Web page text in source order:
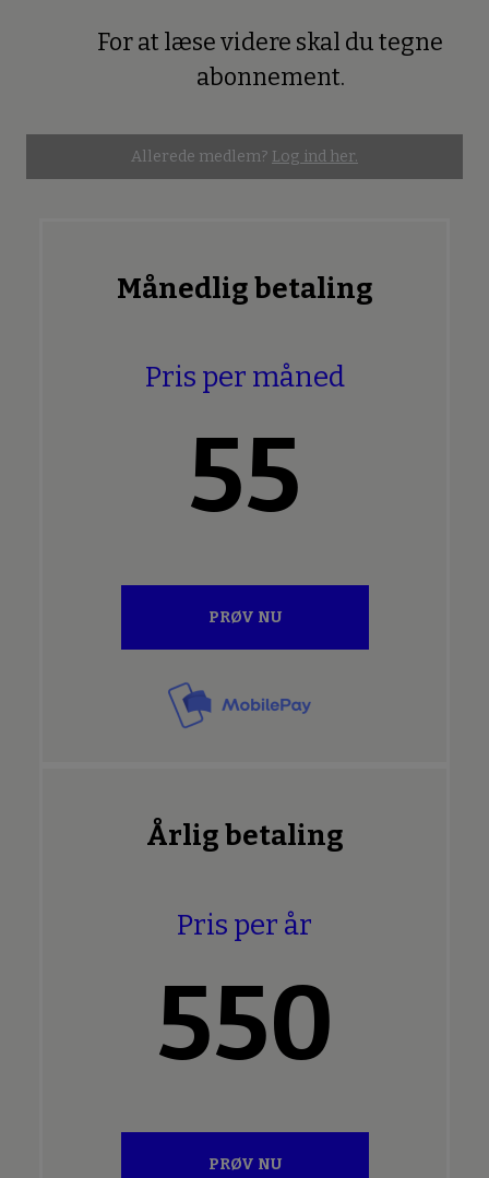
For at læse videre skal du tegne
abonnement.
Allerede medlem? Log ind her.
Månedlig betaling
Pris per måned
55
PRØV NU
Årlig betaling
Pris per år
550
PRØV NU